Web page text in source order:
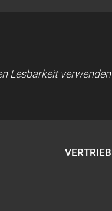
Lesbarkeit
VERTRIEB